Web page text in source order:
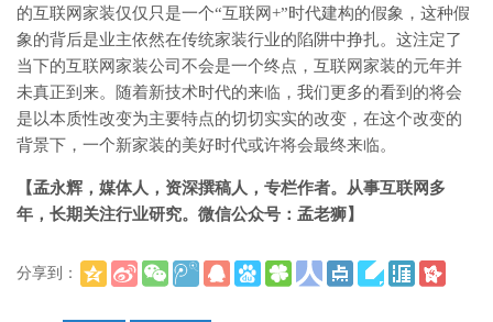
的互联网家装仅仅只是一个“互联网+”时代建构的假象，这种假
象的背后是业主依然在传统家装行业的陷阱中挣扎。这注定了
当下的互联网家装公司不会是一个终点，互联网家装的元年并
未真正到来。随着新技术时代的来临，我们更多的看到的将会
是以本质性改变为主要特点的切切实实的改变，在这个改变的
背景下，一个新家装的美好时代或许将会最终来临。
【孟永辉，媒体人，资深撰稿人，专栏作者。从事互联网多
年，长期关注行业研究。微信公众号：孟老狮】
分享到：